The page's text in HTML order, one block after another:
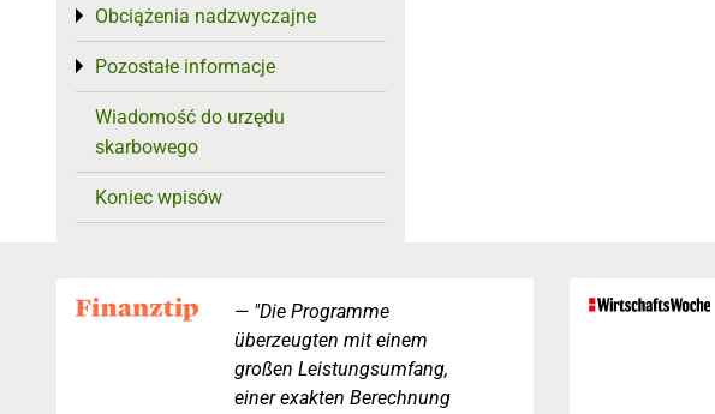
Obciążenia nadzwyczajne
Toggle menu
Pozostałe informacje
Toggle menu
Wiadomość do urzędu
skarbowego
Koniec wpisów
"Die Programme
überzeugten mit einem
großen Leistungsumfang,
einer exakten Berechnung